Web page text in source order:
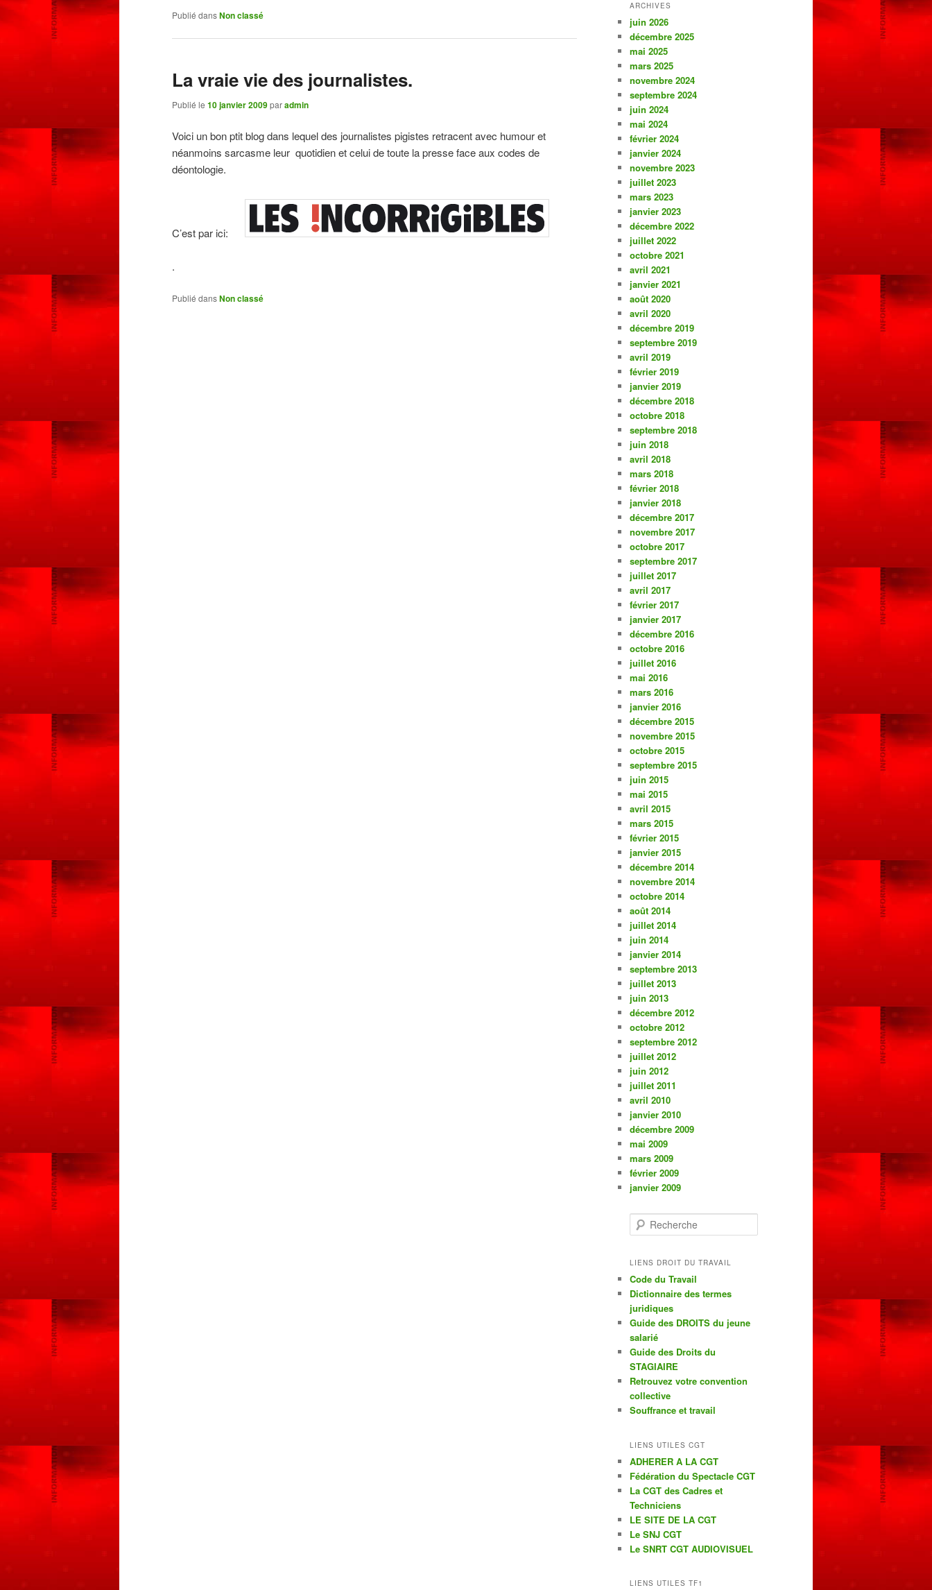
Publié dansNon classé
La vraie vie des journalistes.
Publié le 10 janvier 2009paradmin
Voici un bon ptit blog dans lequel des journalistes pigistes retracent avec humour et
néanmoins sarcasme leur quotidien et celui de toute la presse face aux codes de
déontologie.
C’est par ici:
.
Publié dansNon classé
ARCHIVES
juin 2026
décembre 2025
mai 2025
mars 2025
novembre 2024
septembre 2024
juin 2024
mai 2024
février 2024
janvier 2024
novembre 2023
juillet 2023
mars 2023
janvier 2023
décembre 2022
juillet 2022
octobre 2021
avril 2021
janvier 2021
août 2020
avril 2020
décembre 2019
septembre 2019
avril 2019
février 2019
janvier 2019
décembre 2018
octobre 2018
septembre 2018
juin 2018
avril 2018
mars 2018
février 2018
janvier 2018
décembre 2017
novembre 2017
octobre 2017
septembre 2017
juillet 2017
avril 2017
février 2017
janvier 2017
décembre 2016
octobre 2016
juillet 2016
mai 2016
mars 2016
janvier 2016
décembre 2015
novembre 2015
octobre 2015
septembre 2015
juin 2015
mai 2015
avril 2015
mars 2015
février 2015
janvier 2015
décembre 2014
novembre 2014
octobre 2014
août 2014
juillet 2014
juin 2014
janvier 2014
septembre 2013
juillet 2013
juin 2013
décembre 2012
octobre 2012
septembre 2012
juillet 2012
juin 2012
juillet 2011
avril 2010
janvier 2010
décembre 2009
mai 2009
mars 2009
février 2009
janvier 2009
e
h
r
c
h
e
LIENS DROIT DU TRAVAIL
Code du Travail
Dictionnaire des termes
juridiques
Guide des DROITS du jeune
salarié
Guide des Droits du
STAGIAIRE
Retrouvez votre convention
collective
Souffrance et travail
LIENS UTILES CGT
ADHERER A LA CGT
Fédération du Spectacle CGT
La CGT des Cadres et
Techniciens
LE SITE DE LA CGT
Le SNJ CGT
Le SNRT CGT AUDIOVISUEL
LIENS UTILES TF1